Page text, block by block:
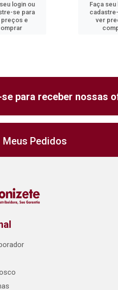
login ou
se para
preços e
Faça seu
ver
para receber nossas
Meus Pedidos